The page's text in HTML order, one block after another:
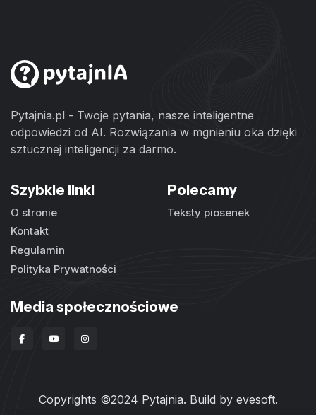
Pytajnia.pl - Twoje pytania, nasze inteligentne
odpowiedzi od AI. Rozwiązania w mgnieniu oka dzięki
sztucznej inteligencji za darmo.
Szybkie linki
O stronie
Kontakt
Regulamin
Polityka Prywatności
Polecamy
Teksty piosenek
Media społecznościowe
Copyrights ©2024 Pytajnia. Build by evesoft.